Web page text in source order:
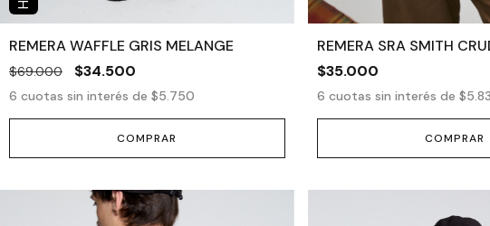
REMERA WAFFLE GRIS MELANGE
$69.000 $34.500
6 cuotas sin interés de $5.750
COMPRAR
REMERA SRA SMITH
$35.000
6 cuotas sin interés de
COMPRAR